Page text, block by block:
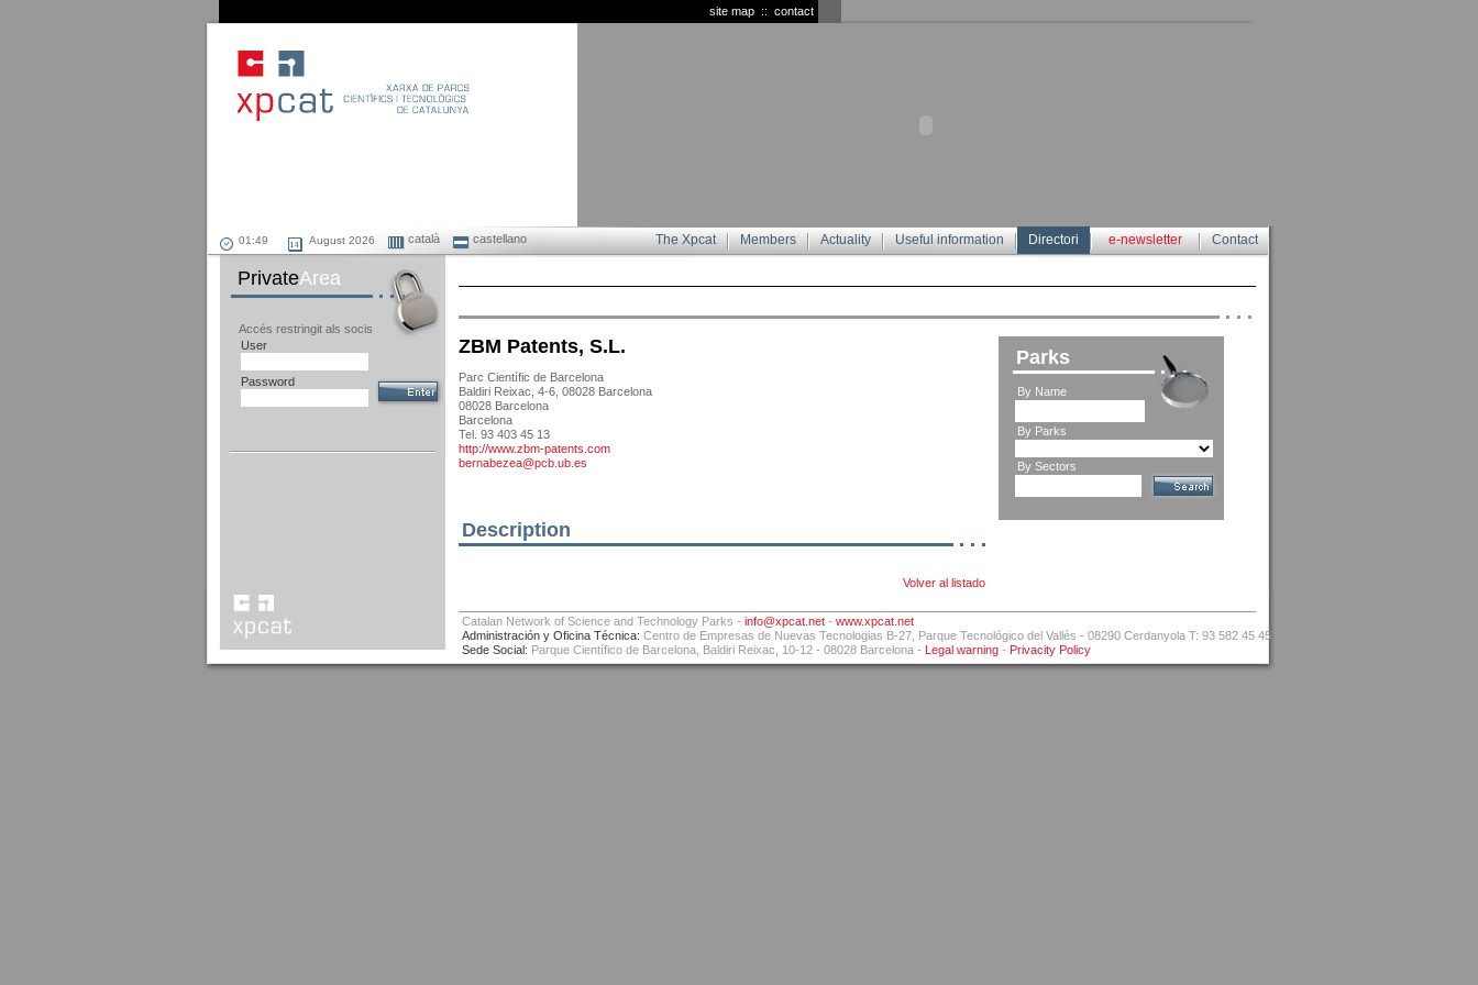
contact
::
site map
August 2026 català castellano Contact
e-newsletter
Directori
Useful information
Actuality
Members
The Xpcat
PrivateArea
Accés restringit als socis
User
Password
ZBM Patents, S.L.
Parc Científic de Barcelona
Baldiri Reixac, 4-6, 08028 Barcelona
08028 Barcelona
Barcelona
Tel. 93 403 45 13
http://www.zbm-patents.com
bernabezea@pcb.ub.es
Description
Volver al listado
Parks
By Name
By Parks
By Sectors
Catalan Network of Science and Technology Parks - info@xpcat.net - www.xpcat.net
Administración y Oficina Técnica: Centro de Empresas de Nuevas Tecnologias B-27, Parque Tecnológico del Vallés - 08290 Cerdanyola T: 93 582 45 45
Sede Social: Parque Científico de Barcelona, Baldiri Reixac, 10-12 - 08028 Barcelona - Legal warning - Privacity Policy